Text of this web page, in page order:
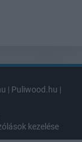
| Puliwood.hu |
kezelése